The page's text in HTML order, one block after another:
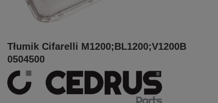
Tłumik Cifarelli M1200;BL1200;V1200B
0504500